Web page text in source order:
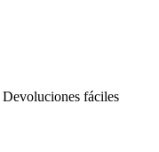
Devoluciones fáciles